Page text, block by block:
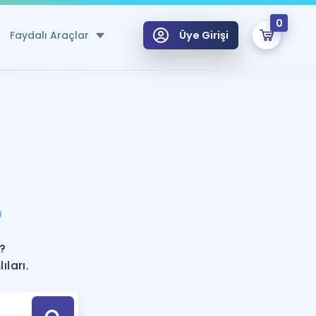
Faydalı Araçlar
Hesaplama Aracı
için Öneriler
Tek Takvimde
Üye Girişi
0
Hoca ile seni sınava hazırlayacak onlarca eğitim seni bekliyor!